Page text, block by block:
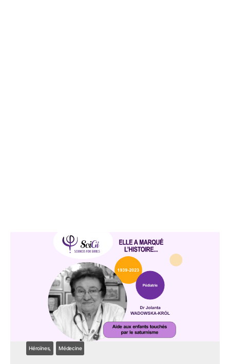
Héroïnes Médecine